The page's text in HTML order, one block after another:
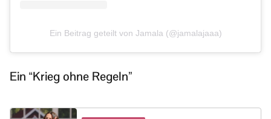
Ein Beitrag geteilt von Jamala (@jamalajaaa)
Ein “Krieg ohne Regeln”